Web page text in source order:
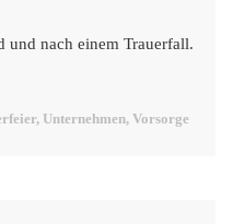
und nach einem Trauerfall.
Unternehmen, Vorsorge